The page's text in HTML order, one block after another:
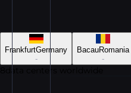
FrankfurtGermany
-
BacauRomania
-